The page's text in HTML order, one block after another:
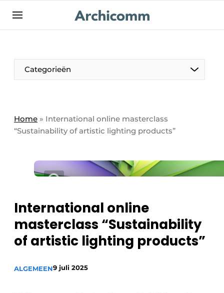
NL be-FR
Categorieën
Home » International online masterclass
“Sustainability of artistic lighting products”
International online
masterclass “Sustainability
of artistic lighting products”
ALGEMEEN9 juli 2025